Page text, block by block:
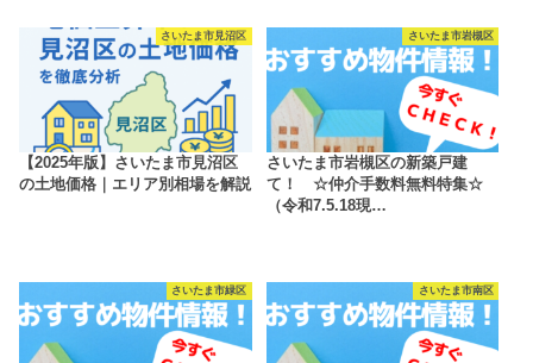
さいたま市見沼区
【2025年版】さいたま市見沼区
の土地価格｜エリア別相場を解説
さいたま市岩槻区
さいたま市岩槻区の新築戸建
て！ ☆仲介手数料無料特集☆
（令和7.5.18現…
さいたま市緑区 さいたま市南区